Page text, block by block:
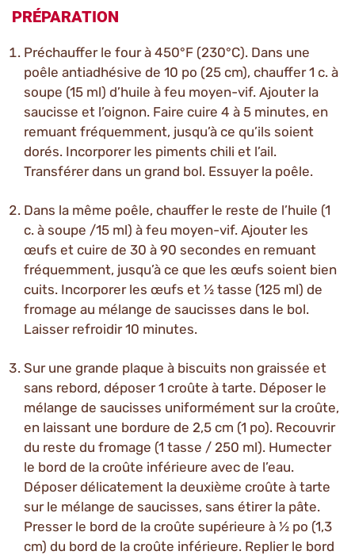
PRÉPARATION
Préchauffer le four à 450°F (230°C). Dans une
poêle antiadhésive de 10 po (25 cm), chauffer 1 c. à
soupe (15 ml) d’huile à feu moyen-vif. Ajouter la
saucisse et l’oignon. Faire cuire 4 à 5 minutes, en
remuant fréquemment, jusqu’à ce qu’ils soient
dorés. Incorporer les piments chili et l’ail.
Transférer dans un grand bol. Essuyer la poêle.
Dans la même poêle, chauffer le reste de l’huile (1
c. à soupe /15 ml) à feu moyen-vif. Ajouter les
œufs et cuire de 30 à 90 secondes en remuant
fréquemment, jusqu’à ce que les œufs soient bien
cuits. Incorporer les œufs et ½ tasse (125 ml) de
fromage au mélange de saucisses dans le bol.
Laisser refroidir 10 minutes.
Sur une grande plaque à biscuits non graissée et
sans rebord, déposer 1 croûte à tarte. Déposer le
mélange de saucisses uniformément sur la croûte,
en laissant une bordure de 2,5 cm (1 po). Recouvrir
du reste du fromage (1 tasse / 250 ml). Humecter
le bord de la croûte inférieure avec de l’eau.
Déposer délicatement la deuxième croûte à tarte
sur le mélange de saucisses, sans étirer la pâte.
Presser le bord de la croûte supérieure à ½ po (1,3
cm) du bord de la croûte inférieure. Replier le bord